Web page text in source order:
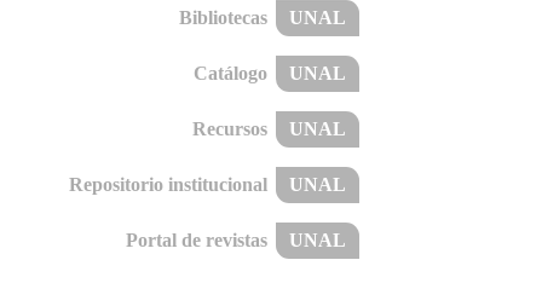
Bibliotecas UNAL
Catálogo UNAL
Recursos UNAL
Repositorio institucional UNAL
Portal de revistas UNAL